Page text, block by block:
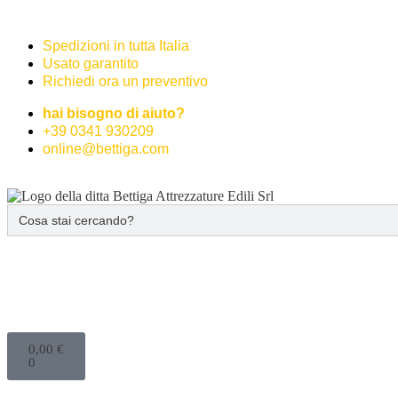
Spedizioni in tutta Italia
Usato garantito
Richiedi ora un preventivo
hai bisogno di aiuto?
+39 0341 930209
online@bettiga.com
Search
for:
0,00 €
0